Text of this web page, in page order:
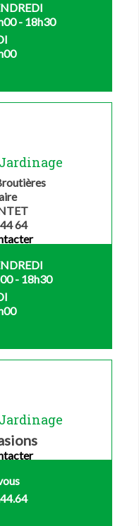
- 18h30
Jardinage
64
- 18h30
Jardinage